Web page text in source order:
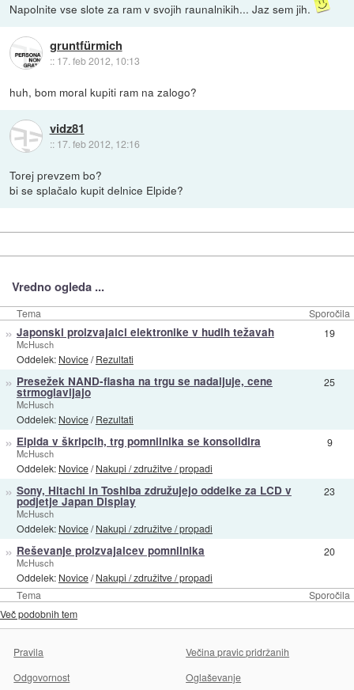
Napolnite vse slote za ram v svojih raunalnikih... Jaz sem jih.
gruntfürmich
:: 17. feb 2012, 10:13
huh, bom moral kupiti ram na zalogo?
vidz81
:: 17. feb 2012, 12:16
Torej prevzem bo?
bi se splačalo kupit delnice Elpide?
Vredno ogleda ...
Tema Sporočila
Tema Sporočila
» Japonski proizvajalci elektronike v hudih težavah
McHusch
Oddelek: Novice/Rezultati
19
» Presežek NAND-flasha na trgu se nadaljuje, cene
strmoglavljajo
McHusch
Oddelek: Novice/Rezultati
25
» Elpida v škripcih, trg pomnilnika se konsolidira
McHusch
Oddelek: Novice/Nakupi / združitve / propadi
9
» Sony, Hitachi in Toshiba združujejo oddelke za LCD v
podjetje Japan Display
McHusch
Oddelek: Novice/Nakupi / združitve / propadi
23
» Reševanje proizvajalcev pomnilnika
McHusch
Oddelek: Novice/Nakupi / združitve / propadi
20
Več podobnih tem
Pravila
Večina pravic pridržanih
Odgovornost
Oglaševanje